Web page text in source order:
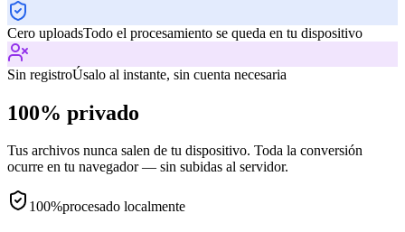
Cero uploadsTodo el procesamiento se queda en tu dispositivo
Sin registroÚsalo al instante, sin cuenta necesaria
100% privado
Tus archivos nunca salen de tu dispositivo. Toda la conversión
ocurre en tu navegador — sin subidas al servidor.
100%procesado localmente